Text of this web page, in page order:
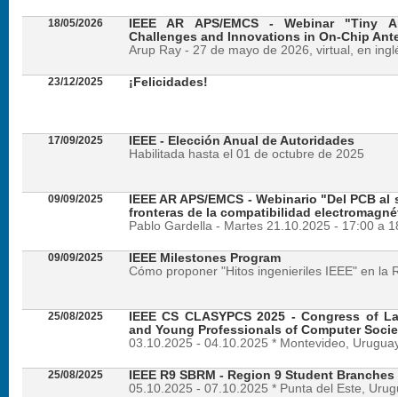
18/05/2026
IEEE AR APS/EMCS - Webinar "Tiny
Challenges and Innovations in On-Chip
Arup Ray - 27 de mayo de 2026, virtual, en
23/12/2025 ¡Felicidades!
17/09/2025
IEEE - Elección Anual de Autoridades
Habilitada hasta el 01 de octubre de 2025
09/09/2025
IEEE AR APS/EMCS - Webinario "Del PCB
fronteras de la compatibilidad
Pablo Gardella - Martes 21.10.2025 - 17:00 a
09/09/2025
IEEE Milestones Program
Cómo proponer "Hitos ingenieriles IEEE" en la
25/08/2025
IEEE CS CLASYPCS 2025 - Congress of
and Young Professionals of Computer
03.10.2025 - 04.10.2025 * Montevideo,
25/08/2025
IEEE R9 SBRM - Region 9 Student
05.10.2025 - 07.10.2025 * Punta del Este,